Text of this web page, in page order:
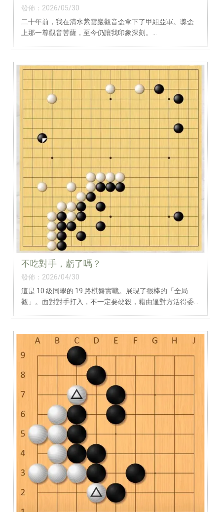
發佈：2026/05/30
二十年前，我在清水紫雲巖觀音盃拿下了甲組亞軍。獎盃
上那一尊觀音菩薩，至今仍讓我印象深刻。
除了回憶，也要恭喜以下學員在 2026 #北區主委盃 表現優
陳品霏同學 冠軍
黃敬浩先生 季軍
己組
陳亦慈小姐 殿軍
辛組
江哲愷同學 亞軍
感謝洪門棋院用心推廣，以及中達福均宮提供優質場地，
讓學員們能有這麼棒的切磋平台。
沒得獎的同學也同樣收穫滿滿。雖然我們是迷你棋院，平
日練習對象較為熟悉，但也正因如此，我們更堅持讓學員
使用專屬 App，隨時與世界各地的棋手交流。唯有走出舒
適圈挑戰不同棋路，視野才會真正開闊。
不吃對手，虧了嗎？
發佈：2026/04/30
這是 10 級同學的 19 路棋盤實戰。展現了很棒的「全局
觀」。面對對手打入，不一定要硬殺，藉由逼對方活得委